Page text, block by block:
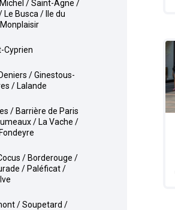
Le Busca / Ile du
Cyprien
/ Lalande
/ La Vache /
/ Paléficat /